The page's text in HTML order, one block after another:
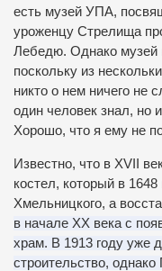
есть музей УПА,
уроженцу Стрелища
Лебедю. Однако музей
поскольку из
никто о нем ничего не
один человек знал, но
Хорошо, что я ему не
Известно, что в XVII
костел, который в
Хмельницкого, а
в начале ХХ века с
храм. В 1913 году уже
строительство,